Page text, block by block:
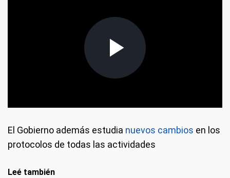
El Gobierno además estudia nuevos cambios en los
protocolos de todas las actividades
Leé también